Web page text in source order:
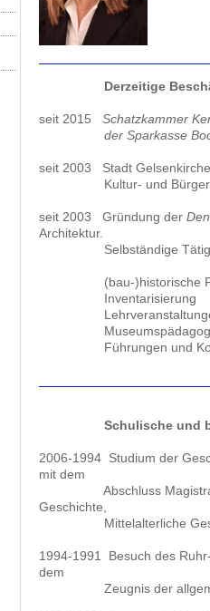
Derzeitige
seit 2015 Schatzkammer
der Sparkasse
seit 2003 Stadt
Kultur- und
seit 2003 Gründung der
Architektur.
Selbständige Tätigkeit
(bau-)historische
Inventarisierung
Lehrveranstaltungen
Führungen und
Schulische und
2006-1994 Studium der
mit dem
Abschluss Magistra
Geschichte,
Mittelalterliche
1994-1991
Besuch des
dem
Zeugnis der